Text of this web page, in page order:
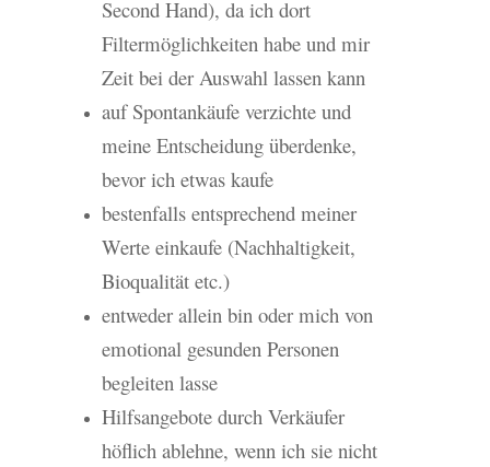
Second Hand), da ich dort
Filtermöglichkeiten habe und mir
Zeit bei der Auswahl lassen kann
auf Spontankäufe verzichte und
meine Entscheidung überdenke,
bevor ich etwas kaufe
bestenfalls entsprechend meiner
Werte einkaufe (Nachhaltigkeit,
Bioqualität etc.)
entweder allein bin oder mich von
emotional gesunden Personen
begleiten lasse
Hilfsangebote durch Verkäufer
höflich ablehne, wenn ich sie nicht